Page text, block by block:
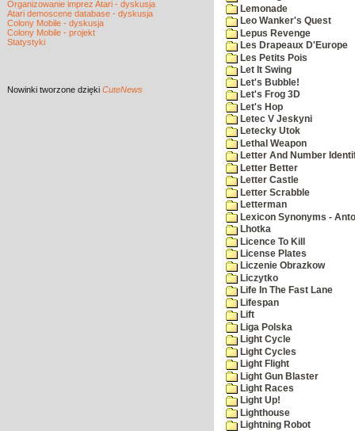
Organizowanie imprez Atari - dyskusja
Atari demoscene database - dyskusja
Colony Mobile - dyskusja
Colony Mobile - projekt
Statystyki
Nowinki tworzone dzięki CuteNews
Lemonade
Leo Wanker's Quest
Lepus Revenge
Les Drapeaux D'Europe
Les Petits Pois
Let It Swing
Let's Bubble!
Let's Frog 3D
Let's Hop
Letec V Jeskyni
Letecky Utok
Lethal Weapon
Letter And Number
Letter Better
Letter Castle
Letter Scrabble
Letterman
Lexicon Synonyms -
Lhotka
Licence To Kill
License Plates
Liczenie Obrazkow
Liczytko
Life In The Fast Lane
Lifespan
Lift
Liga Polska
Light Cycle
Light Cycles
Light Flight
Light Gun Blaster
Light Races
Light Up!
Lighthouse
Lightning Robot